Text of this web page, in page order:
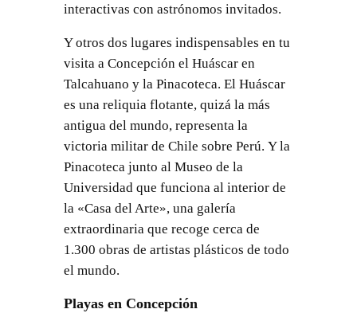
interactivas con astrónomos invitados.
Y otros dos lugares indispensables en tu
visita a Concepción el Huáscar en
Talcahuano y la Pinacoteca. El Huáscar
es una reliquia flotante, quizá la más
antigua del mundo, representa la
victoria militar de Chile sobre Perú. Y la
Pinacoteca junto al Museo de la
Universidad que funciona al interior de
la «Casa del Arte», una galería
extraordinaria que recoge cerca de
1.300 obras de artistas plásticos de todo
el mundo.
Playas en Concepción